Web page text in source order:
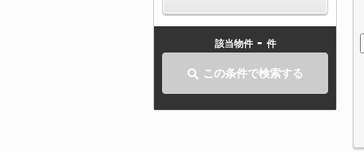
該当物件 - 件
この条件で検索する